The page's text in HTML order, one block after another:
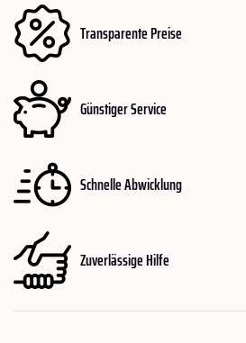
Transparente Preise
Günstiger Service
Schnelle Abwicklung
Zuverlässige Hilfe